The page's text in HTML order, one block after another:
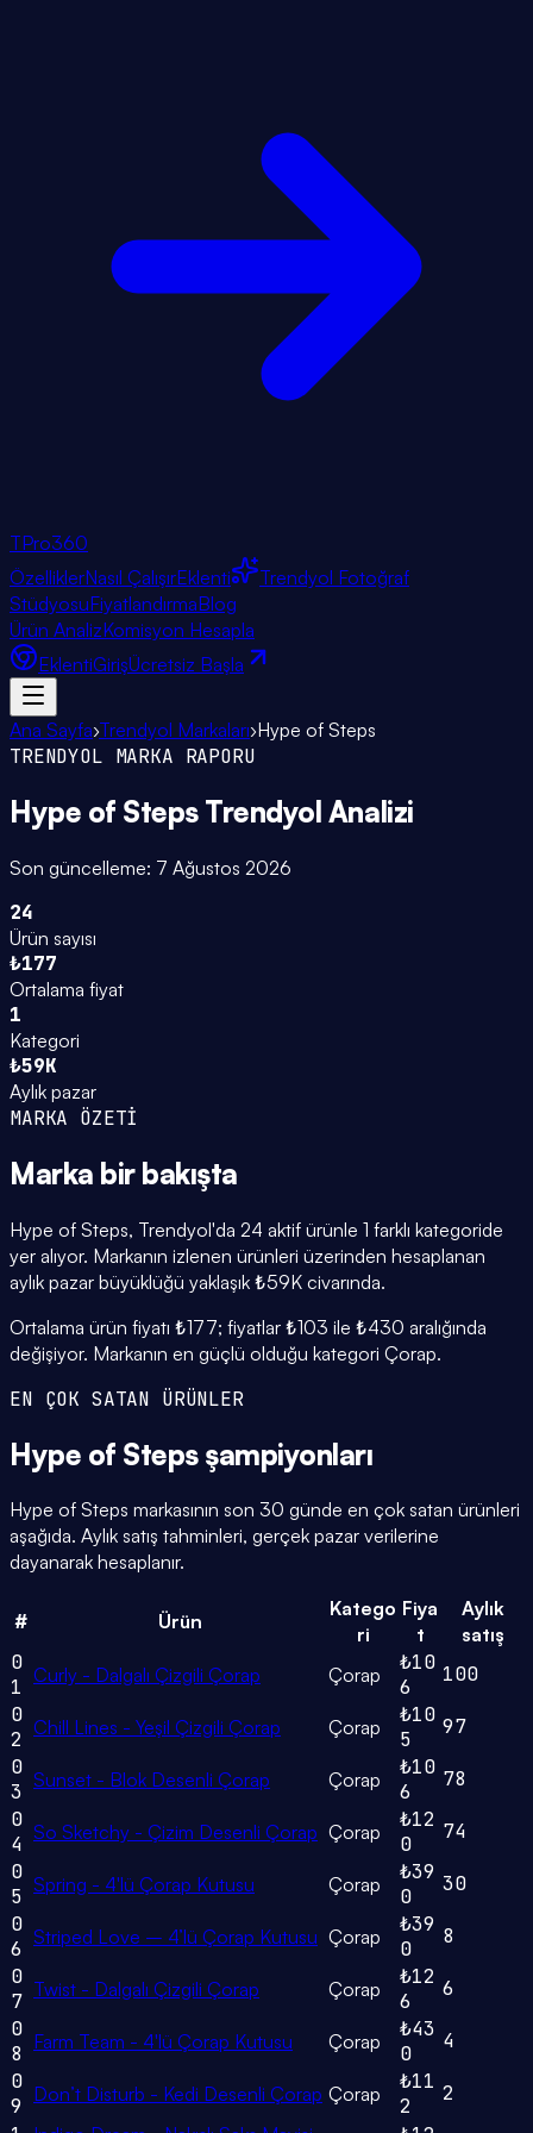
TPro360
ÖzelliklerNasıl ÇalışırEklenti
Trendyol Fotoğraf
StüdyosuFiyatlandırmaBlog
Ürün AnalizKomisyon Hesapla
EklentiGirişÜcretsiz Başla
Ana Sayfa›Trendyol Markaları›Hype of Steps
TRENDYOL MARKA RAPORU
Hype of Steps Trendyol Analizi
Son güncelleme: 7 Ağustos 2026
24
Ürün sayısı
₺177
Ortalama fiyat
1
Kategori
₺59K
Aylık pazar
MARKA ÖZETİ
Marka bir bakışta
Hype of Steps, Trendyol'da 24 aktif ürünle 1 farklı kategoride
yer alıyor. Markanın izlenen ürünleri üzerinden hesaplanan
aylık pazar büyüklüğü yaklaşık ₺59K civarında.
Ortalama ürün fiyatı ₺177; fiyatlar ₺103 ile ₺430 aralığında
değişiyor. Markanın en güçlü olduğu kategori Çorap.
EN ÇOK SATAN ÜRÜNLER
Hype of Steps şampiyonları
Hype of Steps markasının son 30 günde en çok satan ürünleri
aşağıda. Aylık satış tahminleri, gerçek pazar verilerine
dayanarak hesaplanır.
# Ürün
Katego
ri
Fiya
t
Aylık
satış
0
1 Curly - Dalgalı Çizgili Çorap Çorap
₺10
6
100
0
2 Chill Lines - Yeşil Çizgili Çorap Çorap
₺10
5
97
0
3 Sunset - Blok Desenli Çorap Çorap
₺10
6
78
0
4 So Sketchy - Çizim Desenli Çorap Çorap
₺12
0
74
0
5 Spring - 4'lü Çorap Kutusu Çorap
₺39
0
30
0
6 Striped Love – 4’lü Çorap Kutusu Çorap
₺39
0
8
0
7 Twist - Dalgalı Çizgili Çorap Çorap
₺12
6
6
0
8 Farm Team - 4'lü Çorap Kutusu Çorap
₺43
0
4
0
9 Don’t Disturb - Kedi Desenli Çorap Çorap
₺11
2
2